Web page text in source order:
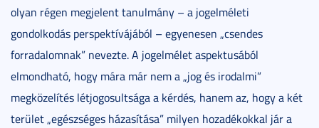
olyan régen megjelent tanulmány – a jogelméleti
gondolkodás perspektívájából – egyenesen „csendes
forradalomnak” nevezte. A jogelmélet aspektusából
elmondható, hogy mára már nem a „jog és irodalmi”
megközelítés létjogosultsága a kérdés, hanem az, hogy a két
terület „egészséges házasítása” milyen hozadékokkal jár a